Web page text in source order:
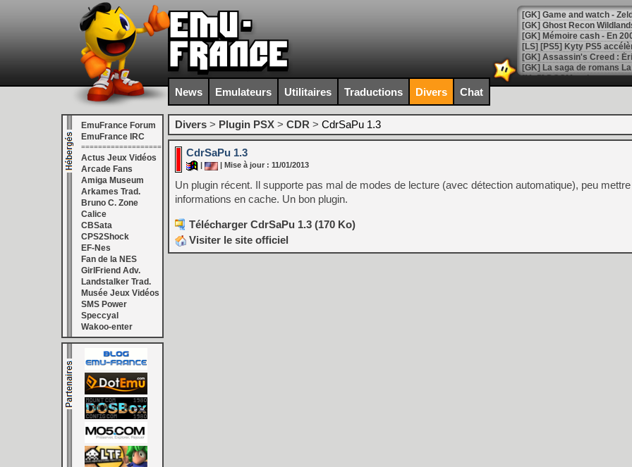
[Mo5] DOOM arrive en
[GK] Bethesda fête les 30
[GK] Roblox : l'action en
[GK] Agenda - GeForce
[LS] [PS5] ps5-y2jb-
[GK] Pourquoi Marvel
[GK] Test : Restory : Chill
[GK] GTA 6 : Rockstar
[GK] Hot Wheels Infinite
[GK] Mémoire cash -
[GK] Résultats Nintendo :
[GK] Déjà des
[Mo5] Brickboy cherche à
[GK] Minecraft et ses «
[GK] Beast of
[GK] Ubisoft : fin de partie
[GK] Mémoire cash -
[GK] Dan Houser (GTA)
[GK] Comment EA Sports
[GK] Crimson Moon : un
[GK] Isle of Reveries : le
[GK] Moonlighter 2 : The
[GK] Capcom relance
[Mo5] Deux inédits du
News Emulateurs Utilitaires Traductions Divers Chat
EmuFrance Forum
EmuFrance IRC
===================
Actus Jeux Vidéos
Arcade Fans
Amiga Museum
Arkames Trad.
Bruno C. Zone
Calice
CBSata
CPS2Shock
EF-Nes
Fan de la NES
GirlFriend Adv.
Landstalker Trad.
Musée Jeux Vidéos
SMS Power
Speccyal
Wakoo-enter
Divers > Plugin PSX > CDR > CdrSaPu 1.3
CdrSaPu 1.3
| Mise à jour : 11/01/2013
Un plugin récent. Il supporte pas mal de modes de lecture (avec détection automatique), peu
informations en cache. Un bon plugin.
Télécharger CdrSaPu 1.3 (170 Ko)
Visiter le site officiel